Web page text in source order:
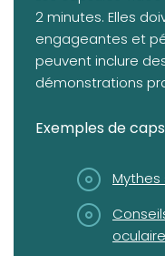
2 minutes. Elles
engageantes et
peuvent inclure
démonstrations
Exemples de
(opens
(opens
oculaire